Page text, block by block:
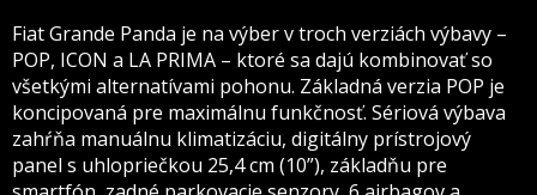
Fiat Grande Panda je na výber v troch verziách výbavy –
POP, ICON a LA PRIMA – ktoré sa dajú kombinovať so
všetkými alternatívami pohonu. Základná verzia POP je
koncipovaná pre maximálnu funkčnosť. Sériová výbava
zahŕňa manuálnu klimatizáciu, digitálny prístrojový
panel s uhlopriečkou 25,4 cm (10”), základňu pre